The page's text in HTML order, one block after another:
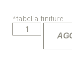
*tabella finiture